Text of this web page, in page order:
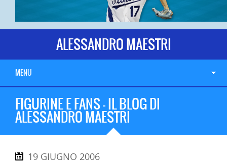
ALESSANDRO MAESTRI
MENU
FIGURINE E FANS – IL BLOG DI
ALESSANDRO MAESTRI
19 GIUGNO 2006